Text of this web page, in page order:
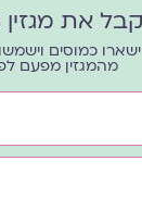
את מגזין
כמוסים
מהמגזין מפעם